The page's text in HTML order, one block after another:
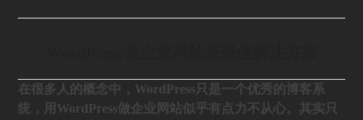
在很多人的概念中，WordPress只是一个优秀的博客系
统，用WordPress做企业网站似乎有点力不从心。其实只